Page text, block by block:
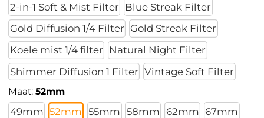
2-in-1 Soft & Mist Filter
Blue Streak Filter
Gold Diffusion 1/4 Filter Gold Streak Filter
Koele mist 1/4 filter
Natural Night Filter
Shimmer Diffusion 1 Filter Vintage Soft Filter
Maat:52mm
49mm 52mm 55mm 58mm 62mm 67mm